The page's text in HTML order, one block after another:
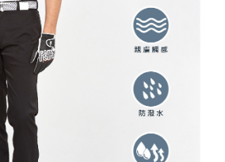
帳單所需資料之確認、核對及更正。
閱以下連結： https://oppay.tw/userRule
support/home
限公司提供之「AFTEE先享後付」服務完成之交
內提供個人資料，並將交易相關給付款項請求債
司。
請瀏覽以下網址：
徵得法定代理人或監護人之同意方可使用
經同意申辦者引起之損失，本公司不負相關責